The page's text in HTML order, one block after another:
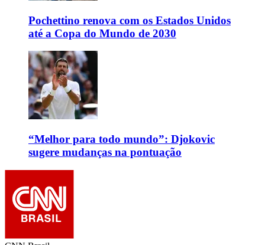
Pochettino renova com os Estados Unidos
até a Copa do Mundo de 2030
“Melhor para todo mundo”: Djokovic
sugere mudanças na pontuação